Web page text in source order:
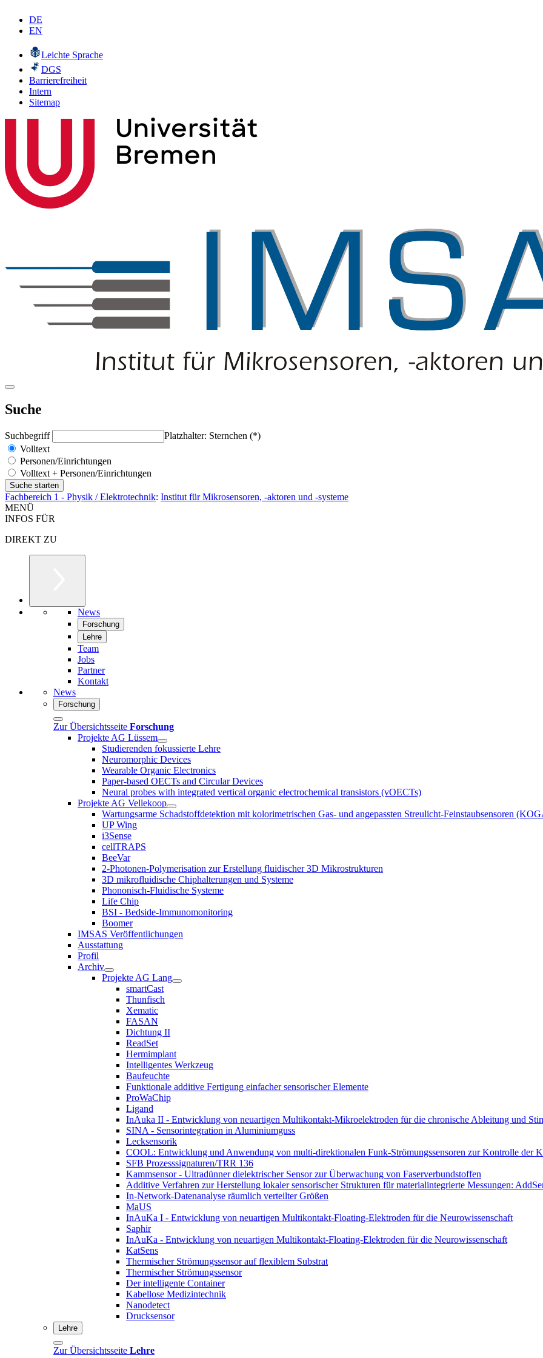
DE
EN
Leichte Sprache
DGS
Barrierefreiheit
Intern
Sitemap
Suche
Suchbegriff
Platzhalter: Sternchen (*)
Volltext
Personen/Einrichtungen
Volltext + Personen/Einrichtungen
Fachbereich 1 - Physik / Elektrotechnik: Institut für Mikrosensoren, -aktoren und -systeme
MENÜ
INFOS FÜR
DIREKT ZU
News
Forschung
Lehre
Team
Jobs
Partner
Kontakt
News
Forschung
Zur Übersichtsseite Forschung
Projekte AG Lüssem
Studierenden fokussierte Lehre
Neuromorphic Devices
Wearable Organic Electronics
Paper-based OECTs and Circular Devices
Neural probes with integrated vertical organic electrochemical transistors (vOECTs)
Projekte AG Vellekoop
Wartungsarme Schadstoffdetektion mit kolorimetrischen Gas- und angepassten Streulicht-Feinstaubsensoren
UP Wing
i3Sense
cellTRAPS
BeeVar
2-Photonen-Polymerisation zur Erstellung fluidischer 3D Mikrostrukturen
3D mikrofluidische Chiphalterungen und Systeme
Phononisch-Fluidische Systeme
Life Chip
BSI - Bedside-Immunomonitoring
Boomer
IMSAS Veröffentlichungen
Ausstattung
Profil
Archiv
Projekte AG Lang
smartCast
Thunfisch
Xematic
FASAN
Dichtung II
ReadSet
Hermimplant
Intelligentes Werkzeug
Baufeuchte
Funktionale additive Fertigung einfacher sensorischer Elemente
ProWaChip
Ligand
InAuka II - Entwicklung von neuartigen Multikontakt-Mikroelektroden für die chronische Ableitung und
SINA - Sensorintegration in Aluminiumguss
Lecksensorik
COOL: Entwicklung und Anwendung von multi-direktionalen Funk-Strömungs­sensoren zur Kontrolle der
SFB Prozesssignaturen/TRR 136
Kammsensor - Ultradünner dielektrischer Sensor zur Überwachung von Faserverbundstoffen
Additive Verfahren zur Herstellung lokaler sensorischer Strukturen für materialintegrierte Messungen:
In-Network-Datenanalyse räumlich verteilter Größen
MaUS
InAuKa I - Entwicklung von neuartigen Multikontakt-Floating-Elektroden für die Neurowissenschaft
Saphir
InAuKa - Entwicklung von neuartigen Multikontakt-Floating-Elektroden für die Neurowissenschaft
KatSens
Thermischer Strömungssensor auf flexiblem Substrat
Thermischer Strömungssensor
Der intelligente Container
Kabellose Medizintechnik
Nanodetect
Drucksensor
Lehre
Zur Übersichtsseite Lehre